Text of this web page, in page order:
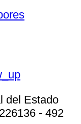
del Estado
- 492